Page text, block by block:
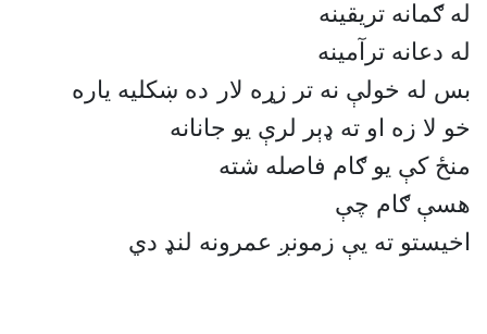
له ګمانه تريقينه
له دعانه ترآمينه
بس له خولې نه تر زړه لار
ده ښكليه ياره
خو لا زه او ته ډېر لرې يو جانانه
منځ كې يو ګام فاصله شته
هسې ګام چې
اخيستو ته يې زمونږ عمرونه لنډ دي